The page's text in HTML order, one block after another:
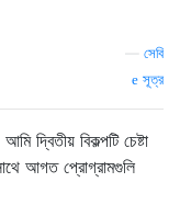
সেবি
সূত্র
দ্বিতীয় বিকল্পটি চেষ্টা
আগত প্রোগ্রামগুলি